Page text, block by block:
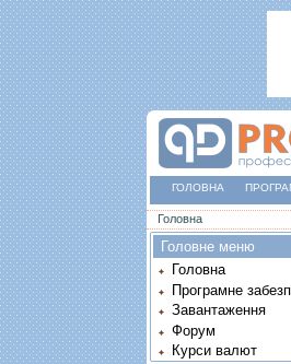
ГОЛОВНА
Ви є тут
Головна
Головне меню
Головна
Програмне
Завантаження
Форум
Курси валют